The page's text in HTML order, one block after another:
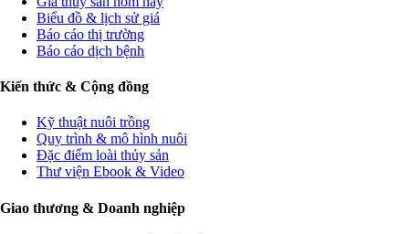
Biểu đồ & lịch sử giá
Báo cáo thị trường
Báo cáo dịch bệnh
Kiến thức & Cộng đồng
Kỹ thuật nuôi trồng
Quy trình & mô hình nuôi
Đặc điểm loài thủy sản
Thư viện Ebook & Video
Giao thương & Doanh nghiệp